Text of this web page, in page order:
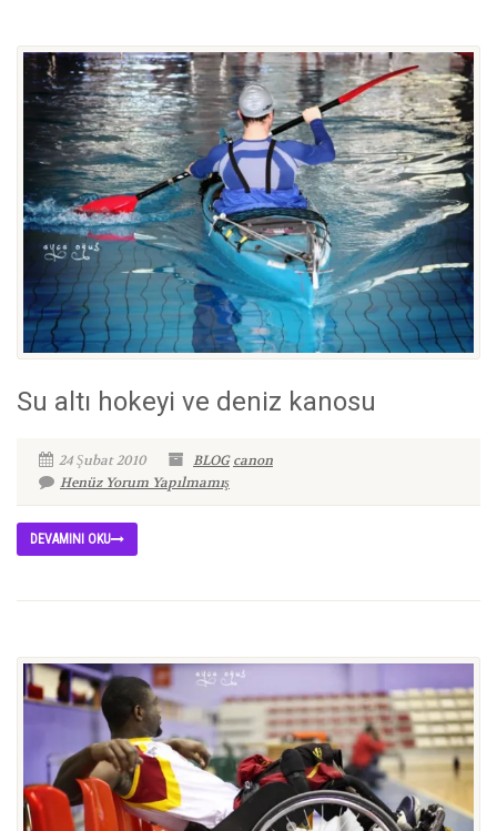
Su altı hokeyi ve deniz kanosu
24 Şubat 2010 BLOG canon
Henüz Yorum Yapılmamış
DEVAMINI OKU